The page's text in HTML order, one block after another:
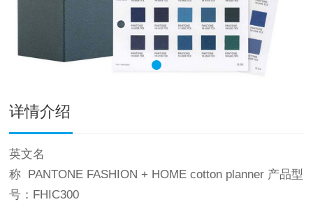
详情介绍
英文名
称 PANTONE FASHION + HOME cotton planner 产品型
号：FHIC300